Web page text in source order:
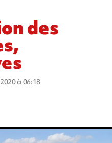
des
à 06:18